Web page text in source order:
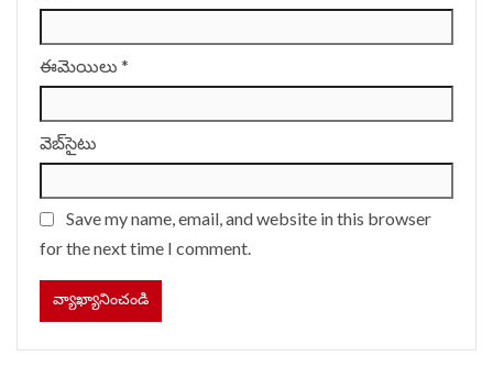
ఈమెయిలు *
వెబ్‌సైటు
Save my name, email, and website in this browser
for the next time I comment.